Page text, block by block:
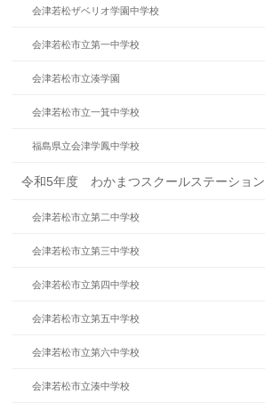
会津若松ザベリオ学園中学校
会津若松市立第一中学校
会津若松市立湊学園
会津若松市立一箕中学校
福島県立会津学鳳中学校
令和5年度 わかまつスクールステーション
会津若松市立第二中学校
会津若松市立第三中学校
会津若松市立第四中学校
会津若松市立第五中学校
会津若松市立第六中学校
会津若松市立湊中学校